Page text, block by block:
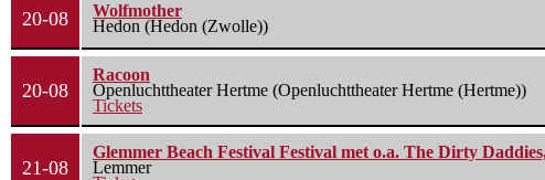
20-08
Wolfmother
Hedon (Hedon (Zwolle))
20-08
Racoon
Openluchttheater Hertme (Openluchttheater Hertme (Hertme))
Tickets
21-08
Glemmer Beach Festival Festival met o.a. The Dirty
Lemmer